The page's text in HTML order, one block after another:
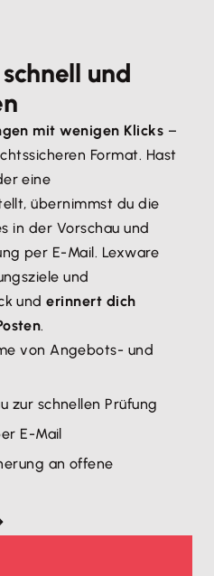
und
mit wenigen Klicks –
Format. Hast
eine
übernimmst du die
in der Vorschau und
per E-Mail. Lexware
und
underinnert dich
.
von Angebots- und
zur schnellen Prüfung
E-Mail
an offene